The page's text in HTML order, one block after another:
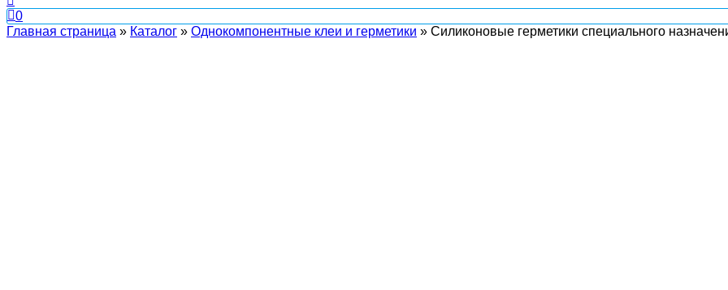
0
Главная страница » Каталог » Однокомпонентные клеи и герметики » Силиконовые герметики специального